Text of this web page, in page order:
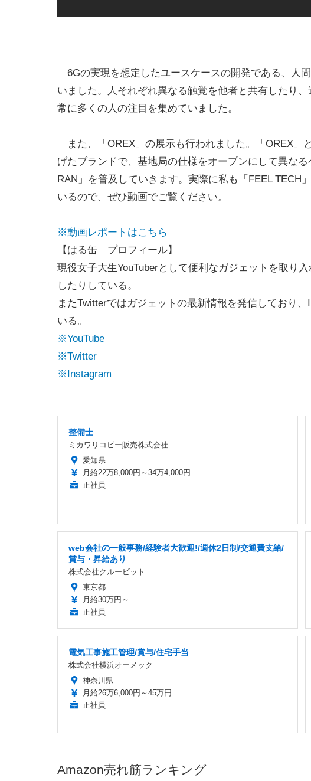
6Gの実現を想定したユースケースの開発である、人
いました。人それぞれ異なる触覚を他者と共有したり
常に多くの人の注目を集めていました。
また、「OREX」の展示も行われました。「OREX」
げたブランドで、基地局の仕様をオープンにして異な
RAN」を普及していきます。実際に私も「FEEL TECH
いるので、ぜひ動画でご覧ください。
※動画レポートはこちら
【はる缶 プロフィール】
現役女子大生YouTuberとして便利なガジェットを取り
したりしている。
またTwitterではガジェットの最新情報を発信しており
いる。
※YouTube
※Twitter
※Instagram
整備士
ミカワリコピー販売株式会社
愛知県
月給22万8,000円～34万4,000円
正社員
web会社の一般事務/経験者大歓迎!/週休2日制/交通費支給/
賞与・昇給あり
株式会社クルービット
東京都
月給30万円～
正社員
電気工事施工管理/賞与/住宅手当
株式会社横浜オーメック
神奈川県
月給26万6,000円～45万円
正社員
Amazon売れ筋ランキング